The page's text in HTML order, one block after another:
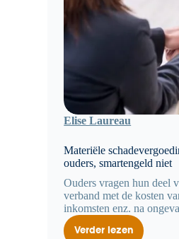
Elise Laureau
Materiële
ouders, smartengeld niet
Ouders vragen hun deel
verband met de kosten
inkomsten enz. na
Verder lezen
Materiële